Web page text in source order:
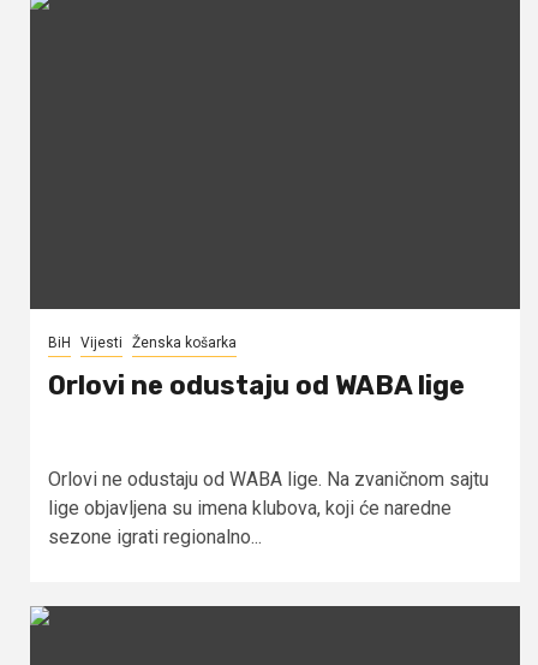
BiH Vijesti Ženska košarka
Orlovi ne odustaju od WABA lige
Orlovi ne odustaju od WABA lige. Na zvaničnom sajtu
lige objavljena su imena klubova, koji će naredne
sezone igrati regionalno...